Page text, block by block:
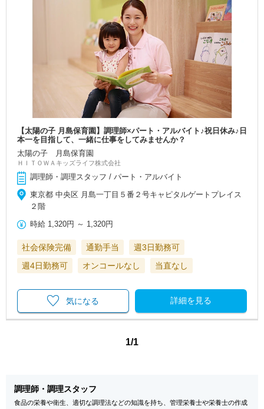
【太陽の子 月島保育園】調理師×パート・アルバイト♪祝日休み♪日
本一を目指して、一緒に仕事をしてみませんか？
太陽の子 月島保育園
ＨＩＴＯＷＡキッズライフ株式会社
調理師・調理スタッフ / パート・アルバイト
東京都 中央区 月島一丁目５番２号キャピタルゲートプレイス
２階
時給 1,320円 ～ 1,320円
社会保険完備 通勤手当
週3日勤務可
週4日勤務可
オンコールなし 当直なし
詳細を見る
気になる
1/1
調理師・調理スタッフ
食品の栄養や衛生、適切な調理法などの知識を持ち、管理栄養士や栄養士の作成